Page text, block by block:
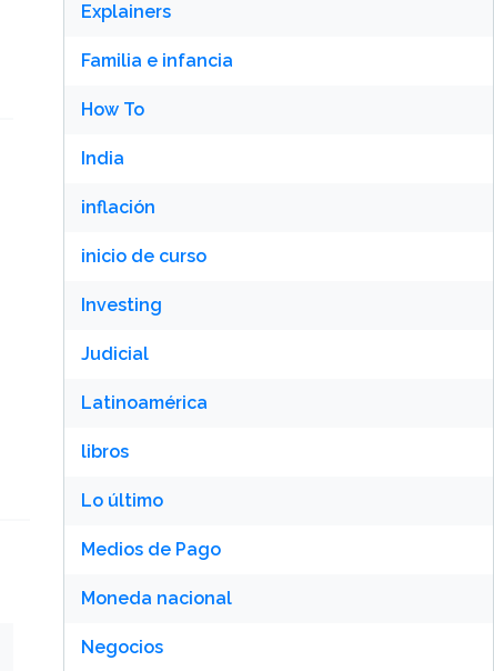
Explainers
Familia e infancia
How To
India
inflación
inicio de curso
Investing
Judicial
Latinoamérica
libros
Lo último
Medios de Pago
Moneda nacional
Negocios